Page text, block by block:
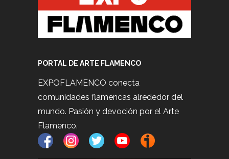
PORTAL DE ARTE FLAMENCO
EXPOFLAMENCO conecta
comunidades flamencas alrededor del
mundo. Pasión y devoción por el Arte
Flamenco.